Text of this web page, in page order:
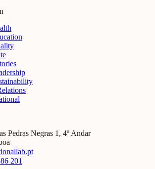
Pedras Negras 1, 4º Andar
201